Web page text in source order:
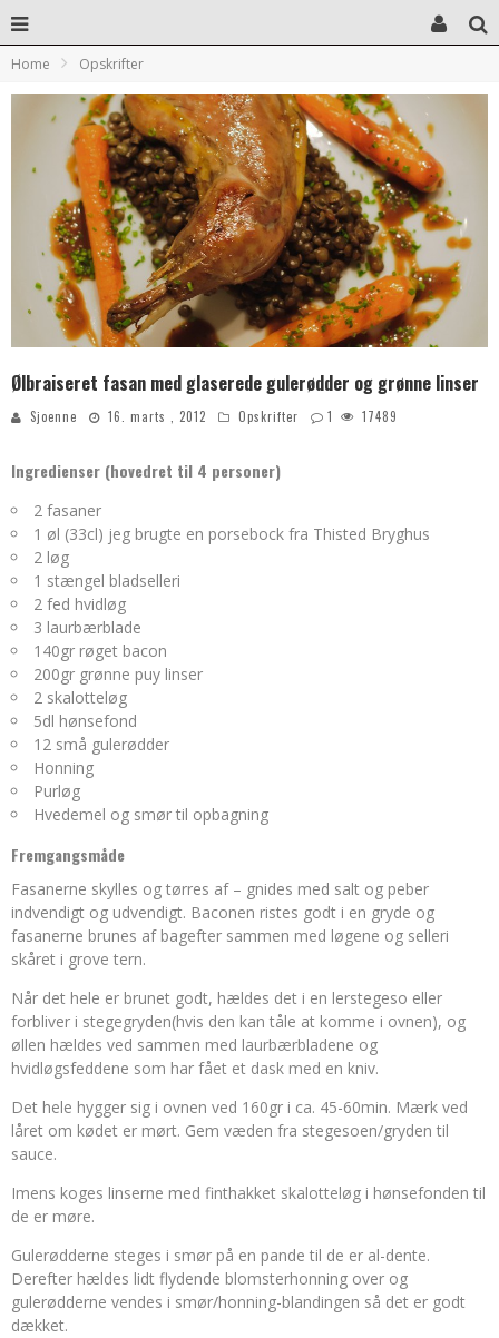
Home Opskrifter
Ølbraiseret fasan med glaserede gulerødder og grønne linser
Sjoenne 16. marts , 2012 Opskrifter 1 17489
Ingredienser (hovedret til 4 personer)
2 fasaner
1 øl (33cl) jeg brugte en porsebock fra Thisted Bryghus
2 løg
1 stængel bladselleri
2 fed hvidløg
3 laurbærblade
140gr røget bacon
200gr grønne puy linser
2 skalotteløg
5dl hønsefond
12 små gulerødder
Honning
Purløg
Hvedemel og smør til opbagning
Fremgangsmåde
Fasanerne skylles og tørres af – gnides med salt og peber
indvendigt og udvendigt. Baconen ristes godt i en gryde og
fasanerne brunes af bagefter sammen med løgene og selleri
skåret i grove tern.
Når det hele er brunet godt, hældes det i en lerstegeso eller
forbliver i stegegryden(hvis den kan tåle at komme i ovnen), og
øllen hældes ved sammen med laurbærbladene og
hvidløgsfeddene som har fået et dask med en kniv.
Det hele hygger sig i ovnen ved 160gr i ca. 45-60min. Mærk ved
låret om kødet er mørt. Gem væden fra stegesoen/gryden til
sauce.
Imens koges linserne med finthakket skalotteløg i hønsefonden til
de er møre.
Gulerødderne steges i smør på en pande til de er al-dente.
Derefter hældes lidt flydende blomsterhonning over og
gulerødderne vendes i smør/honning-blandingen så det er godt
dækket.